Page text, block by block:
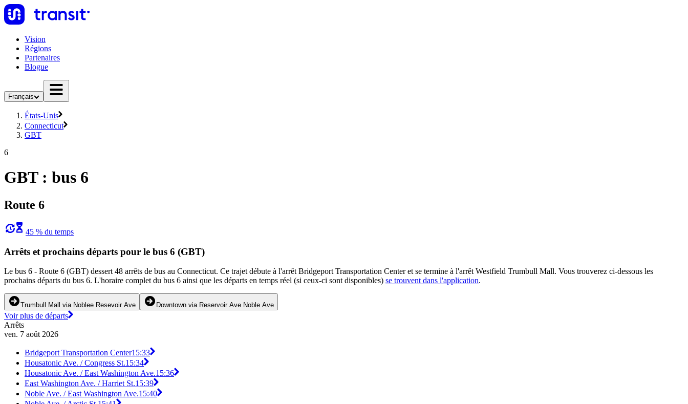
Vision
Régions
Partenaires
Blogue
Français
États-Unis
Connecticut
GBT
6
GBT : bus 6
Route 6
45 % du temps
Arrêts et prochains départs pour le bus 6 (GBT)
Le bus 6 - Route 6 (GBT) dessert 48 arrêts de bus au Connecticut. Ce trajet débute à l'arrêt Bridgeport Transportation Center et se termine à l'arrêt Westfield Trumbull Mall. Vous trouverez ci-dessous les
prochains départs du bus 6. L'horaire complet du bus 6 ainsi que les départs en temps réel (si ceux-ci sont disponibles) se trouvent dans l'application.
Trumbull Mall via Noblee Resevoir Ave Downtown via Reservoir Ave Noble Ave
Voir plus de départs
Arrêts
ven. 7 août 2026
Bridgeport Transportation Center15:33
Housatonic Ave. / Congress St.15:34
Housatonic Ave. / East Washington Ave.15:36
East Washington Ave. / Harriet St.15:39
Noble Ave. / East Washington Ave.15:40